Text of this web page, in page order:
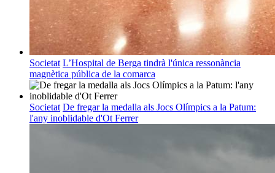
Societat L’Hospital de Berga tindrà l'única ressonància
magnètica pública de la comarca
Societat De fregar la medalla als Jocs Olímpics a la Patum:
l'any inoblidable d'Ot Ferrer